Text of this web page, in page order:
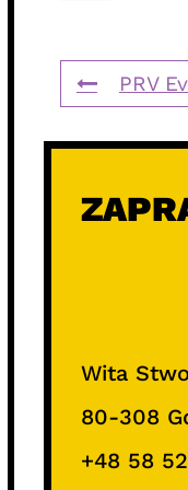
PRV
Wita
80-308
+48 58